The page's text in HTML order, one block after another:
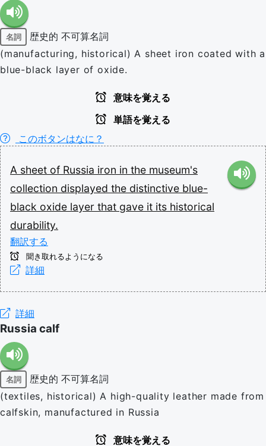
名詞 歴史的 不可算名詞
(manufacturing, historical) A sheet iron coated with a
blue-black layer of oxide.
意味を覚える
単語を覚える
このボタンはなに？
A sheet of Russia iron in the museum's
collection displayed the distinctive blue-
black oxide layer that gave it its historical
durability.
翻訳する
聞き取れるようになる
詳細
詳細
Russia calf
名詞 歴史的 不可算名詞
(textiles, historical) A high-quality leather made from
calfskin, manufactured in Russia
意味を覚える